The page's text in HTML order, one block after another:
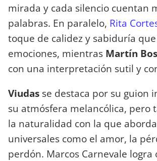
mirada y cada silencio cuentan
palabras. En paralelo, Rita
toque de calidez y sabiduría
emociones, mientras Martín
con una interpretación sutil y
Viudas se destaca por su guion
su atmósfera melancólica, pero
la naturalidad con la que
universales como el amor, la
perdón. Marcos Carnevale